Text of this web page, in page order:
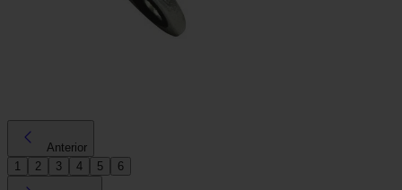
Anterior
1
2 3 4 5 6